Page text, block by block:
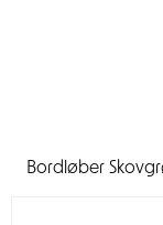
Bordløber